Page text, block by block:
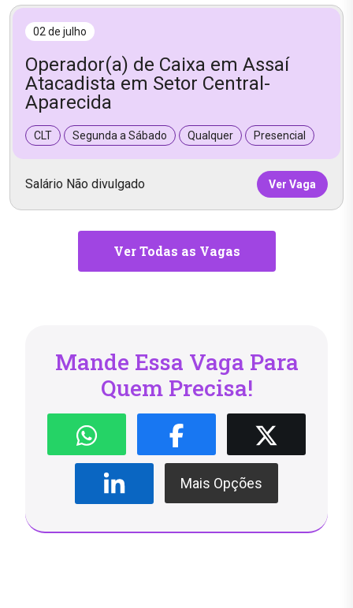
02 de julho
Operador(a) de Caixa em Assaí
Atacadista em Setor Central-
Aparecida
CLT Segunda a Sábado Qualquer Presencial
Salário Não divulgado Ver Vaga
Ver Todas as Vagas
Mande Essa Vaga Para
Quem Precisa!
Mais Opções